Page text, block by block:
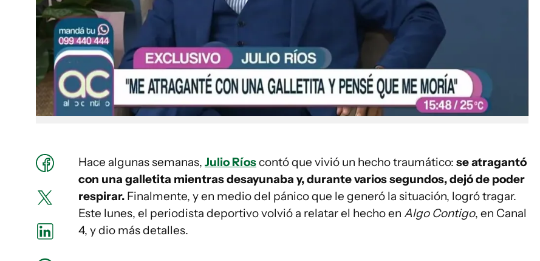
Hace algunas semanas, Julio Ríoscontó que vivió un hecho traumático: se atragantó
con una galletita mientras desayunaba y, durante varios segundos, dejó de poder
respirar. Finalmente, y en medio del pánico que le generó la situación, logró tragar.
Este lunes, el periodista deportivo volvió a relatar el hecho en Algo Contigo, en Canal
4, y dio más detalles.